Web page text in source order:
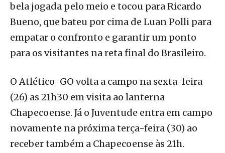
bela jogada pelo meio e tocou para Ricardo
Bueno, que bateu por cima de Luan Polli para
empatar o confronto e garantir um ponto
para os visitantes na reta final do Brasileiro.
O Atlético-GO volta a campo na sexta-feira
(26) as 21h30 em visita ao lanterna
Chapecoense. Já o Juventude entra em campo
novamente na próxima terça-feira (30) ao
receber também a Chapecoense às 21h.